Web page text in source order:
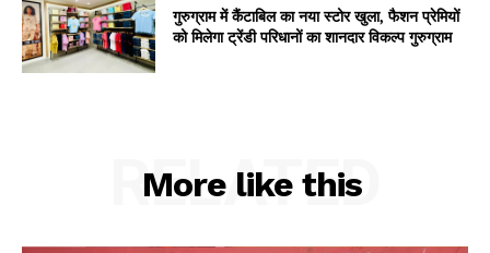
गुरुग्राम में कैंटाबिल का नया स्टोर खुला, फैशन प्रेमियों
को मिलेगा ट्रेंडी परिधानों का शानदार विकल्प गुरुग्राम
More like this
RELATED